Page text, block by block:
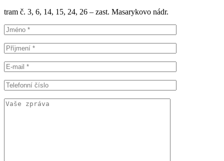
tram č. 3, 6, 14, 15, 24, 26 – zast. Masarykovo nádr.